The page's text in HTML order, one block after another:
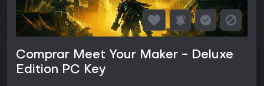
Comprar Meet Your Maker - Deluxe
Edition PC Key